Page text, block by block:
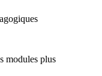
modules plus